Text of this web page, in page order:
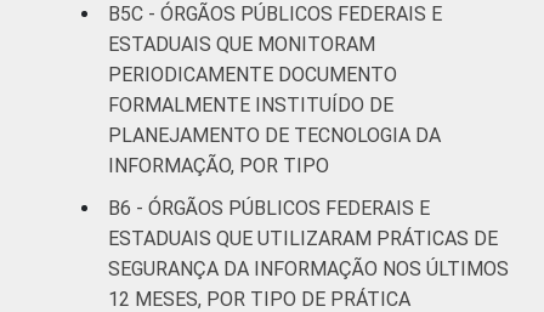
B5C - ÓRGÃOS PÚBLICOS FEDERAIS E
ESTADUAIS QUE MONITORAM
PERIODICAMENTE DOCUMENTO
FORMALMENTE INSTITUÍDO DE
PLANEJAMENTO DE TECNOLOGIA DA
INFORMAÇÃO, POR TIPO
B6 - ÓRGÃOS PÚBLICOS FEDERAIS E
ESTADUAIS QUE UTILIZARAM PRÁTICAS DE
SEGURANÇA DA INFORMAÇÃO NOS ÚLTIMOS
12 MESES, POR TIPO DE PRÁTICA